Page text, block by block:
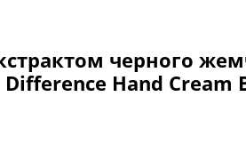
черного
Difference Hand Cream